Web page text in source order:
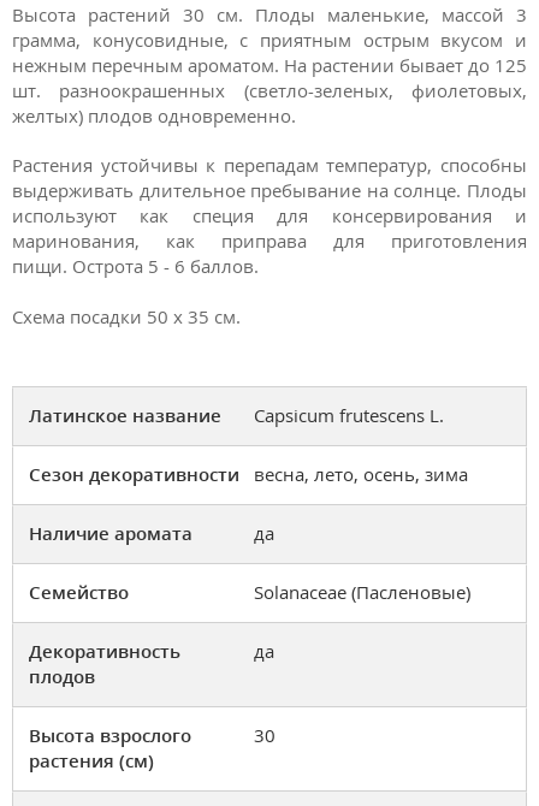
Высота растений 30 см. Плоды маленькие, массой 3
грамма, конусовидные, с приятным острым вкусом и
нежным перечным ароматом. На растении бывает до 125
шт. разноокрашенных (светло-зеленых, фиолетовых,
желтых) плодов одновременно.
Растения устойчивы к перепадам температур, способны
выдерживать длительное пребывание на солнце. Плоды
используют как специя для консервирования и
маринования, как приправа для приготовления
пищи. Острота 5 - 6 баллов.
Схема посадки 50 х 35 см.
Латинское название Capsicum frutescens L.
Сезон декоративности весна, лето, осень, зима
Наличие аромата да
Семейство Solanaceae (Пасленовые)
Декоративность
плодов
да
Высота взрослого
растения (см)
30